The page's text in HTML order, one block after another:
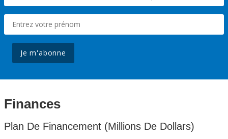
Je m'abonne
Finances
Plan De Financement (Millions De Dollars)